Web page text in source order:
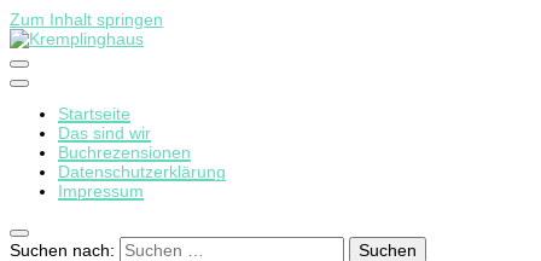
Zum Inhalt springen
Kremplinghaus
Startseite
Das sind wir
Buchrezensionen
Datenschutzerklärung
Impressum
Suchen nach: